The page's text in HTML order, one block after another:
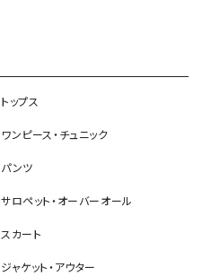
トップス
ワンピース・チュニック
パンツ
サロペット・オーバーオール
スカート
ジャケット・アウター